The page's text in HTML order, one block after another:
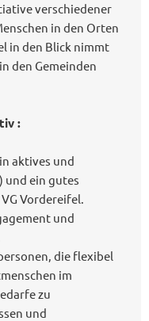
verschiedener
in den Orten
in den Blick nimmt
den Gemeinden
:
aktives und
und ein gutes
Vordereifel.
und
die flexibel
im
zu
und